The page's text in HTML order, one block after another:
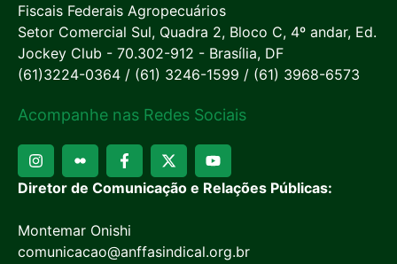
Fiscais Federais Agropecuários
Setor Comercial Sul, Quadra 2, Bloco C, 4º andar, Ed.
Jockey Club - 70.302-912 - Brasília, DF
(61)3224-0364 / (61) 3246-1599 / (61) 3968-6573
Acompanhe nas Redes Sociais
Diretor de Comunicação e Relações Públicas:
Montemar Onishi
comunicacao@anffasindical.org.br